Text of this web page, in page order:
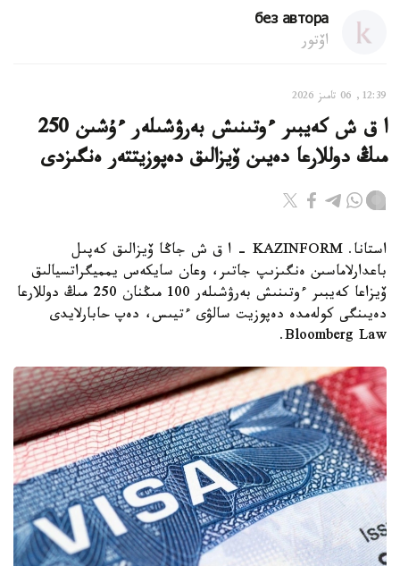
без автора
اۆتور
12:39, 06 تامىز 2026
ا ق ش كەيبىر ءوتىنىش بەرۋشىلەر ءۇشىن 250
مىڭ دوللارعا دەيىن ۆيزالىق دەپوزيتتەر ەنگىزدى
استانا. KAZINFORM – ا ق ش جاڭا ۆيزالىق كەپىل
باعدارلاماسىن ەنگىزىپ جاتىر، وعان سايكەس يمميگراتسيالىق
ۆيزاعا كەيبىر ءوتىنىش بەرۋشىلەر 100 مىڭنان 250 مىڭ دوللارعا
دەيىنگى كولەمدە دەپوزيت سالۋى ءتيىس، دەپ حابارلايدى
Bloomberg Law.